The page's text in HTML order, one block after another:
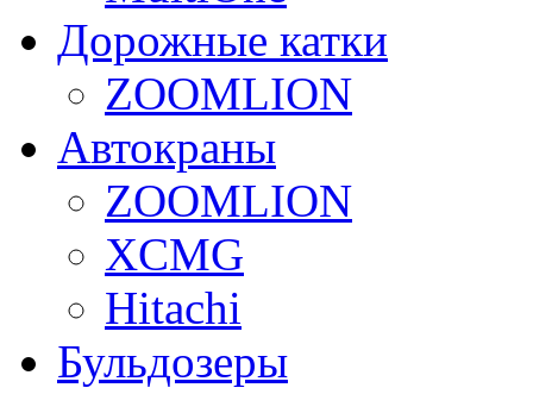
Дорожные катки
ZOOMLION
Автокраны
ZOOMLION
XCMG
Hitachi
Бульдозеры